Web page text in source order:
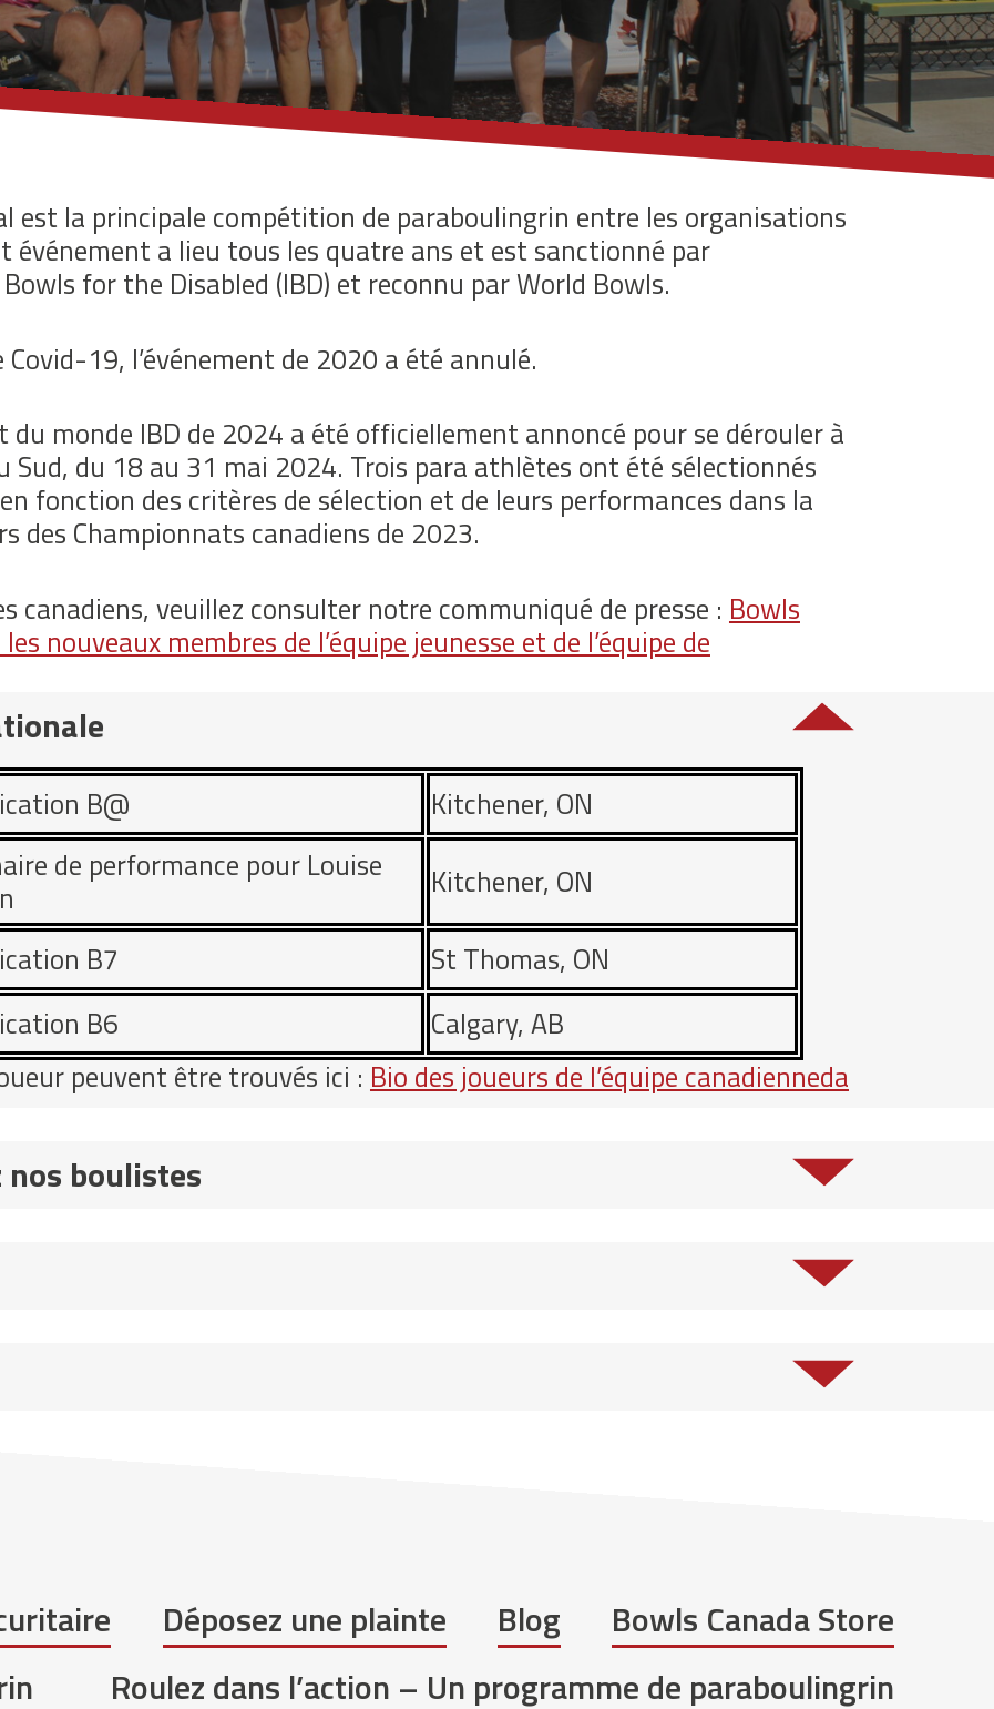
est la principale compétition de paraboulingrin entre les organisations
événement a lieu tous les quatre ans et est sanctionné par
for the Disabled (IBD) et reconnu par World Bowls.
19, l’événement de 2020 a été annulé.
du monde IBD de 2024 a été officiellement annoncé pour se dérouler à
Sud, du 18 au 31 mai 2024. Trois para athlètes ont été sélectionnés
fonction des critères de sélection et de leurs performances dans la
des Championnats canadiens de 2023.
canadiens, veuillez consulter notre communiqué de presse : Bowls
nouveaux membres de l’équipe jeunesse et de l’équipe de
B@
Kitchener, ON
de performance pour Louise
Kitchener, ON
B7
St Thomas, ON
B6
Calgary, AB
peuvent être trouvés ici : Bio des joueurs de l’équipe canadienneda
nos boulistes
Déposez une plainte Blog
Bowls Canada Store
Roulez dans l’action – Un programme de paraboulingrin